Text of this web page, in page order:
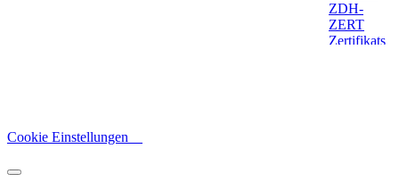
Cookie Einstellungen